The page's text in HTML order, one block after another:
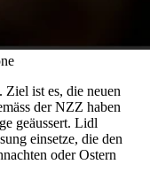
ist es, die neuen
der NZZ haben
geäussert. Lidl
einsetze, die den
oder Ostern